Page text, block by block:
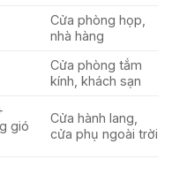
Cửa phòng họp,
nhà hàng
Cửa phòng tắm
kính, khách sạn
gió
Cửa hành lang,
cửa phụ ngoài trời